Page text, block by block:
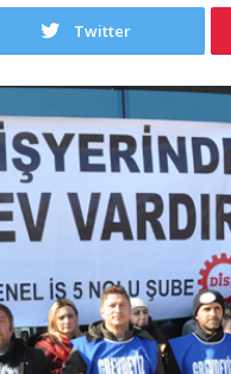
Twitter